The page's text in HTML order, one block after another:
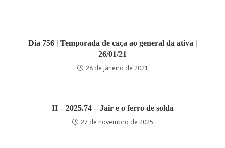
Dia 756 | Temporada de caça ao general da ativa |
26/01/21
28 de janeiro de 2021
II – 2025.74 – Jair e o ferro de solda
27 de novembro de 2025